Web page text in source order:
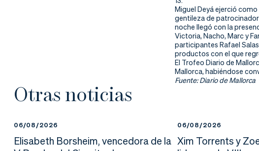
Miguel Deyá ejerció
gentileza de
noche llegó con la
Victoria, Nacho, Marc y
participantes Rafael
productos con el que
El Trofeo Diario de
Mallorca, habiéndose
Fuente: Diario de Mallorca
Otras noticias
06/08/2026
Elisabeth Borsheim, vencedora de la
06/08/2026
Xim Torrents y